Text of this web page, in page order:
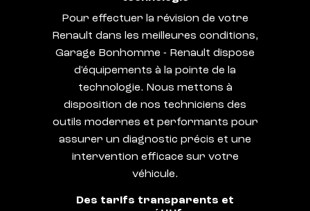
Pour effectuer la révision de votre
Renault dans les meilleures conditions,
Garage Bonhomme - Renault dispose
d'équipements à la pointe de la
technologie. Nous mettons à
disposition de nos techniciens des
outils modernes et performants pour
assurer un diagnostic précis et une
intervention efficace sur votre
véhicule.
Des tarifs transparents et